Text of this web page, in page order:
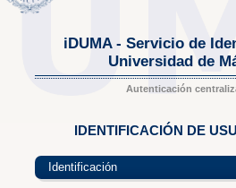
iDUMA - Servicio de
Universidad de
Autenticación
IDENTIFICACIÓN DE
Identificación